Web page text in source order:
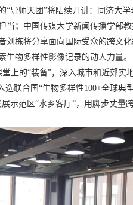
师天团”将陆续开讲：同济大学
当；中国传媒大学新闻传播学部
刘栋将分享面向国际受众的跨文
物多样性影像记录的动人力量。
的“装备”，深入城市和近郊实
选联合国“生物多样性100+全球典
示范区“水乡客厅”，用脚步丈量